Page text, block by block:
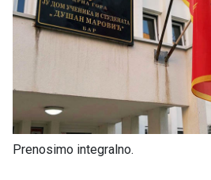
Prenosimo integralno.